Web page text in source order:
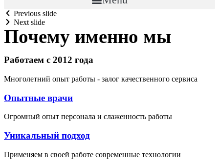
Previous slide
Next slide
Почему именно мы
Работаем с 2012 года
Многолетний опыт работы - залог качественного сервиса
Опытные врачи
Огромный опыт персонала и слаженность работы
Уникальный подход
Применяем в своей работе современные технологии